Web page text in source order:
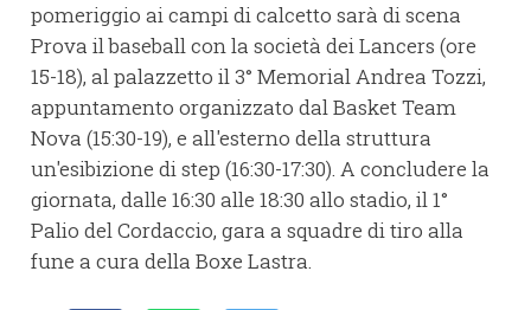
pomeriggio ai campi di calcetto sarà di scena
Prova il baseball con la società dei Lancers (ore
15-18), al palazzetto il 3° Memorial Andrea Tozzi,
appuntamento organizzato dal Basket Team
Nova (15:30-19), e all'esterno della struttura
un'esibizione di step (16:30-17:30). A concludere la
giornata, dalle 16:30 alle 18:30 allo stadio, il 1°
Palio del Cordaccio, gara a squadre di tiro alla
fune a cura della Boxe Lastra.